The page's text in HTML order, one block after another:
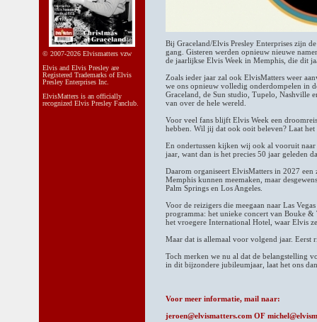
© 2007-2026 Elvismatters vzw
Elvis and Elvis Presley are
Registered Trademarks of Elvis
Presley Enterprises Inc.
ElvisMatters is an officially
recognized Elvis Presley Fanclub.
Bij Graceland/Elvis Presley Enterprises zijn
gang. Gisteren werden opnieuw nieuwe
de jaarlijkse Elvis Week in Memphis, die dit
Zoals ieder jaar zal ook ElvisMatters weer
we ons opnieuw volledig onderdompelen in
Graceland, de Sun studio, Tupelo, Nashville
van over de hele wereld.
Voor veel fans blijft Elvis Week een
hebben. Wil jij dat ook ooit beleven? Laat het
En ondertussen kijken wij ook al vooruit
jaar, want dan is het precies 50 jaar geleden
Daarom organiseert ElvisMatters in 2027
Memphis kunnen meemaken, maar
Palm Springs en Los Angeles.
Voor de reizigers die meegaan naar Las
programma: het unieke concert van Bouke &
het vroegere International Hotel, waar Elvis
Maar dat is allemaal voor volgend jaar. Eerst
Toch merken we nu al dat de belangstelling
in dit bijzondere jubileumjaar, laat het ons
Voor meer informatie, mail naar:
jeroen@elvismatters.com OF